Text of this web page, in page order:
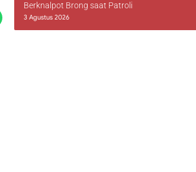
Berknalpot Brong saat Patroli
3 Agustus 2026